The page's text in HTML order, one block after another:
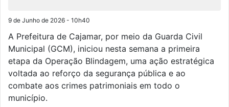
9 de Junho de 2026 - 10h40
A Prefeitura de Cajamar, por meio da Guarda Civil
Municipal (GCM), iniciou nesta semana a primeira
etapa da Operação Blindagem, uma ação estratégica
voltada ao reforço da segurança pública e ao
combate aos crimes patrimoniais em todo o
município.